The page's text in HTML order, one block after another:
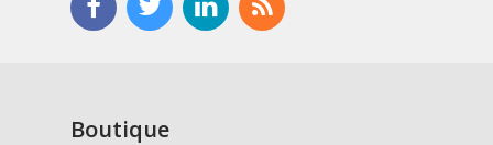
Boutique